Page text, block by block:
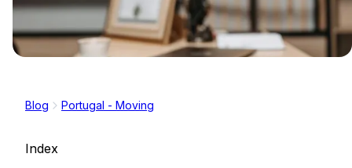
Blog Portugal - Moving
Index